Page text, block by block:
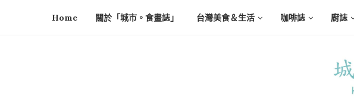
Home 關於「城市。食畫誌」 台灣美食＆生活 咖啡誌 廚誌